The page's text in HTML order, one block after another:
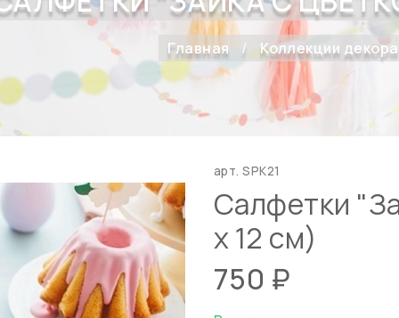
Главная Коллекции
арт.SPK21
Салфетки
х 12 см)
750 ₽